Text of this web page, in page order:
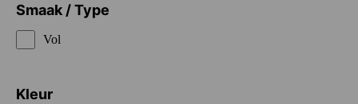
Smaak / Type
Vol
Kleur